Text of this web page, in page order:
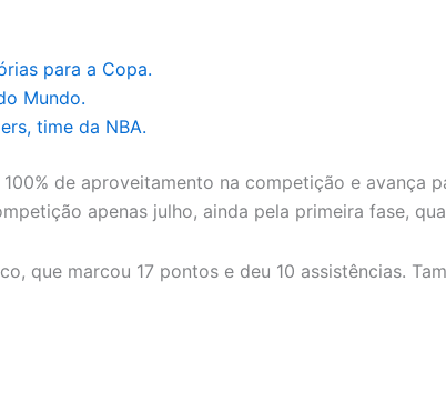
para a Copa.
Mundo.
time da NBA.
de aproveitamento na competição e avança
apenas julho, ainda pela primeira fase,
que marcou 17 pontos e deu 10 assistências.